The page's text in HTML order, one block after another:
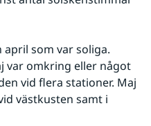
som var soliga.
var omkring eller något
vid flera stationer. Maj
västkusten samt i